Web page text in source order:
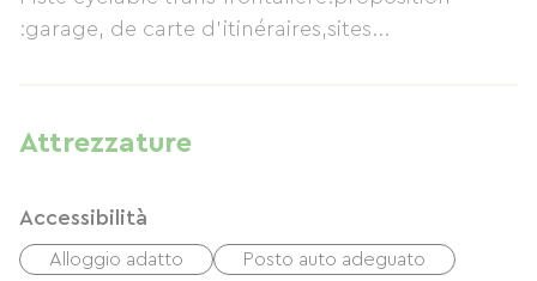
policromia (stile alsaziano). Nelle vicinanze si
:garage, de carte d'itinéraires,sites...
Attrezzature
Accessibilità
Alloggio adatto Posto auto adeguato